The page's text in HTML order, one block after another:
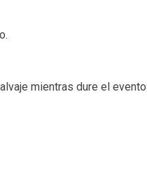
mientras dure el evento: